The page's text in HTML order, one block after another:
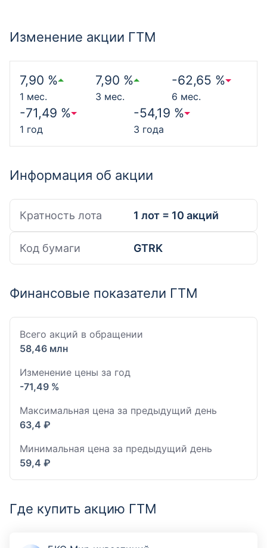
Изменение акции ГТМ
7,90 %
1 мес.
7,90 %
3 мес.
-62,65 %
6 мес.
-71,49 %
1 год
-54,19 %
3 года
Информация об акции
Кратность лота 1 лот = 10 акций
Код бумаги GTRK
Финансовые показатели ГТМ
Всего акций в обращении
58,46 млн
Изменение цены за год
-71,49 %
Максимальная цена за предыдущий день
63,4 ₽
Минимальная цена за предыдущий день
59,4 ₽
Где купить акцию ГТМ